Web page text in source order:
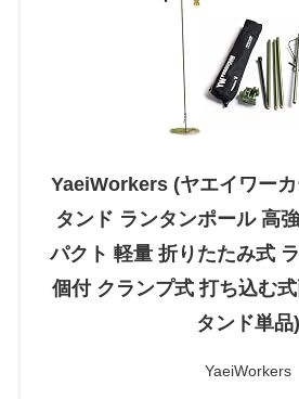
YaeiWorkers (ヤエイワー
タンド ランタンポール 高
パクト 軽量 折りたたみ式
個付 クランプ式 打ち込む
タンド単品)
YaeiWorkers